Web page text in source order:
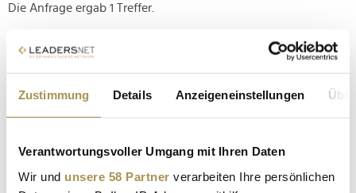
Zustimmung Details Anzeigeneinstellungen
Verantwortungsvoller Umgang mit Ihren Daten
Wir und unsere 58 Partner verarbeiten Ihre persönlichen
Die Anfrage ergab 1 Treffer.
Tipp
Setzen Sie die gesuchten Wörter zwischen
Anführungszeichen: zb "Vorname Nachname".
Andreas Heinecke: "Ich wollte Veränderung, keinen
Applaus"